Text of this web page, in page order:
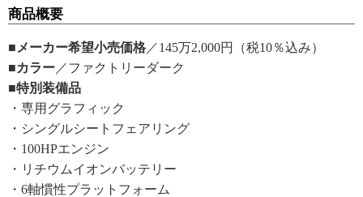
商品概要
■メーカー希望小売価格 ／145万2,000円（税10％込み）
■カラー ／ファクトリーダーク
■特別装備品
・専用グラフィック
・シングルシートフェアリング
・100HPエンジン
・リチウムイオンバッテリー
・6軸慣性プラットフォーム